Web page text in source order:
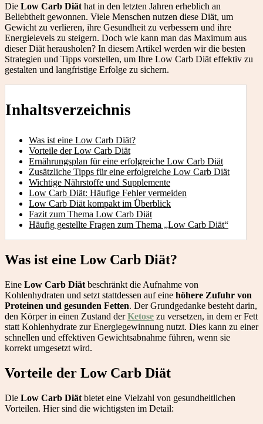
Die Low Carb Diät hat in den letzten Jahren erheblich an
Beliebtheit gewonnen. Viele Menschen nutzen diese Diät, um
Gewicht zu verlieren, ihre Gesundheit zu verbessern und ihre
Energielevels zu steigern. Doch wie kann man das Maximum aus
dieser Diät herausholen? In diesem Artikel werden wir die besten
Strategien und Tipps vorstellen, um Ihre Low Carb Diät effektiv zu
gestalten und langfristige Erfolge zu sichern.
Inhaltsverzeichnis
Was ist eine Low Carb Diät?
Vorteile der Low Carb Diät
Ernährungsplan für eine erfolgreiche Low Carb Diät
Zusätzliche Tipps für eine erfolgreiche Low Carb Diät
Wichtige Nährstoffe und Supplemente
Low Carb Diät: Häufige Fehler vermeiden
Low Carb Diät kompakt im Überblick
Fazit zum Thema Low Carb Diät
Häufig gestellte Fragen zum Thema „Low Carb Diät“
Was ist eine Low Carb Diät?
Eine Low Carb Diät beschränkt die Aufnahme von
Kohlenhydraten und setzt stattdessen auf eine höhere Zufuhr von
Proteinen und gesunden Fetten. Der Grundgedanke besteht darin,
den Körper in einen Zustand derKetose zu versetzen, in dem er Fett
statt Kohlenhydrate zur Energiegewinnung nutzt. Dies kann zu einer
schnellen und effektiven Gewichtsabnahme führen, wenn sie
korrekt umgesetzt wird.
Vorteile der Low Carb Diät
Die Low Carb Diät bietet eine Vielzahl von gesundheitlichen
Vorteilen. Hier sind die wichtigsten im Detail: